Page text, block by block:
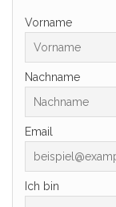
Vorname
Nachname
Email
Ich bin